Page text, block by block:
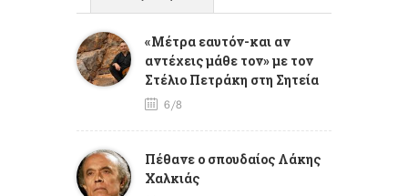
«Μέτρα εαυτόν-και αν
αντέχεις μάθε τον» με τον
Στέλιο Πετράκη στη Σητεία
6/8
Πέθανε ο σπουδαίος Λάκης
Χαλκιάς